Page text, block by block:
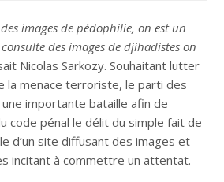
images de pédophilie, on est un
des images de djihadistes on
Nicolas Sarkozy. Souhaitant lutter
la menace terroriste, le parti des
une importante bataille afin de
code pénal le délit du simple fait de
d’un site diffusant des images et
incitant à commettre un attentat.